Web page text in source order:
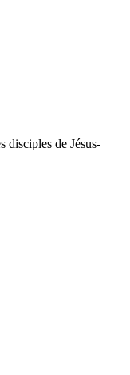
disciples de Jésus-